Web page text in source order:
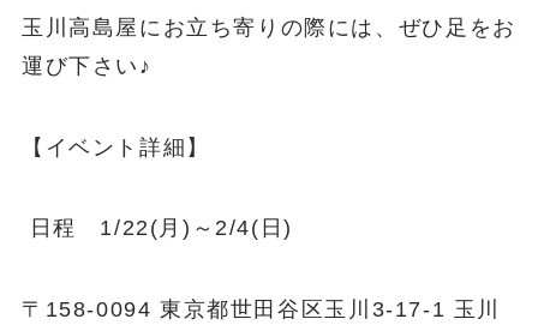
玉川高島屋にお立ち寄りの際には、ぜひ足をお
運び下さい♪
【イベント詳細】
日程 1/22(月)～2/4(日)
〒158-0094 東京都世田谷区玉川3-17-1 玉川